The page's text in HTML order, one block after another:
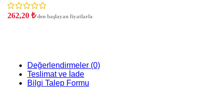
262,20 ₺'den başlayan fiyatlarla
Değerlendirmeler (0)
Teslimat ve İade
Bilgi Talep Formu